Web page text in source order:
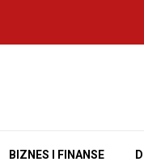
BIZNES I FINANSE